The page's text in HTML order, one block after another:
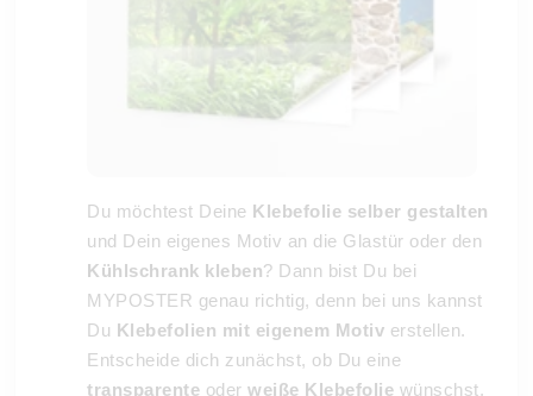
Du möchtest Deine Klebefolie selber gestalten
und Dein eigenes Motiv an die Glastür oder den
Kühlschrank kleben? Dann bist Du bei
MYPOSTER genau richtig, denn bei uns kannst
Du Klebefolien mit eigenem Motiv erstellen.
Entscheide dich zunächst, ob Du eine
transparente oder weiße Klebefolie wünschst.